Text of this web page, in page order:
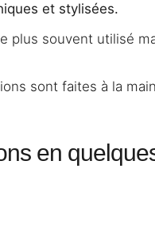
et stylisées.
plus souvent utilisé
sont faites à la
en